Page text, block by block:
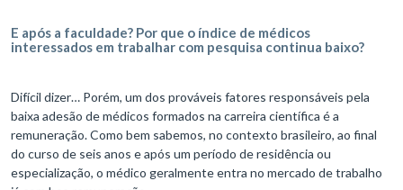
E após a faculdade? Por que o índice de médicos
interessados em trabalhar com pesquisa continua baixo?
Difícil dizer… Porém, um dos prováveis fatores responsáveis pela
baixa adesão de médicos formados na carreira científica é a
remuneração. Como bem sabemos, no contexto brasileiro, ao final
do curso de seis anos e após um período de residência ou
especialização, o médico geralmente entra no mercado de trabalho